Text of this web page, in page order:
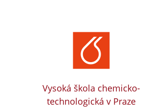
Vysoká škola chemicko-
technologická v Praze